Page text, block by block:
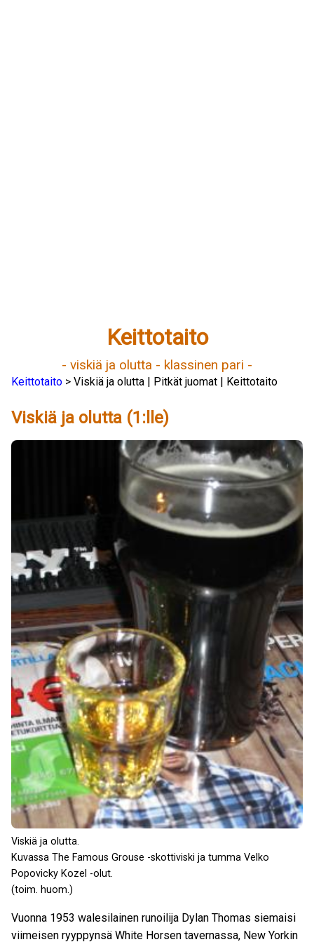
Keittotaito
- viskiä ja olutta - klassinen pari -
Keittotaito > Viskiä ja olutta | Pitkät juomat | Keittotaito
Viskiä ja olutta (1:lle)
Viskiä ja olutta.
Kuvassa The Famous Grouse -skottiviski ja tumma Velko
Popovicky Kozel -olut.
(toim. huom.)
Vuonna 1953 walesilainen runoilija Dylan Thomas siemaisi
viimeisen ryyppynsä White Horsen tavernassa, New Yorkin